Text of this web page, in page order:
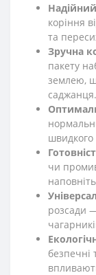
коріння
та
Зручна
пакету
землею,
саджанця.
швидкого
чи
розсади
безпечні